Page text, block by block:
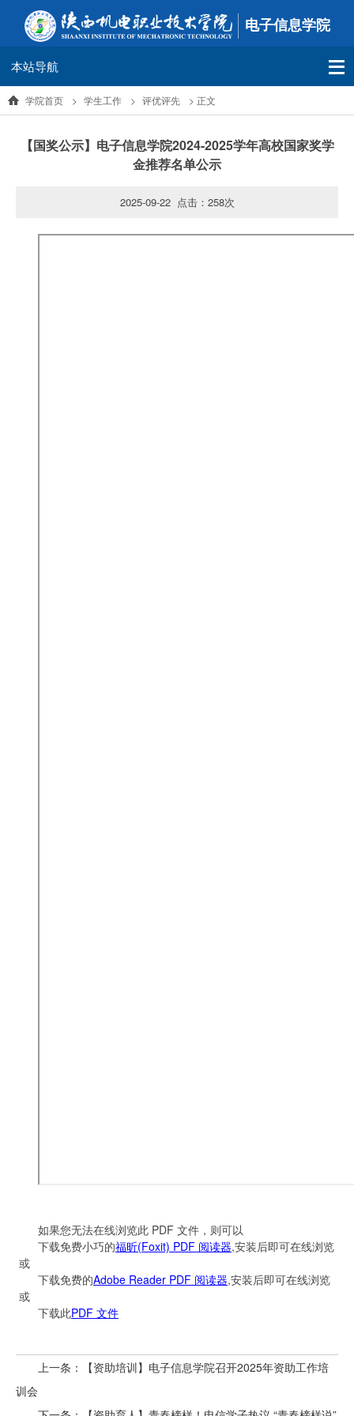
电子信息学院
本站导航
学院首页 > 学生工作 > 评优评先 > 正文
【国奖公示】电子信息学院2024-2025学年高校国家奖学
金推荐名单公示
2025-09-22 点击： 258次
如果您无法在线浏览此 PDF 文件，则可以
下载免费小巧的福昕(Foxit) PDF 阅读器,安装后即可在线浏览
或
下载免费的Adobe Reader PDF 阅读器,安装后即可在线浏览
或
下载此PDF 文件
上一条：【资助培训】电子信息学院召开2025年资助工作培
训会